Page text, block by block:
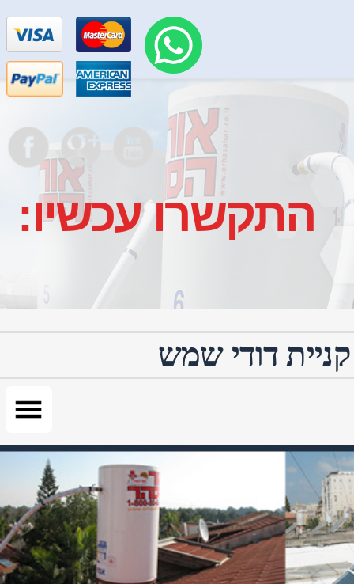
התקשרו עכשיו:
קניית דודי שמש
תקציר : ההחלטה לקנות דוד שמש ולהפסיק
להשתמש במכשירי חימום המבוססים על גז או
חשמל, היא החלטה נבונה ויעילה. בעזרת דודי
שמש המבוססים על אנרגיה סולרית, חוסכים
בתשלום לחברת החשמל ומסייעים בשמירה על
איכות הסביבה. לקניית דוד שמש חדש יש
להתייחס כמו לקניית מכונית או כל מוצר יקר
אחר. דוד שמש שנבחר בקפידה יפעל במשך
שנים רבות, בעוד שסתם דוד שמש יתקלקל ולא
ישתלם כלכלית.